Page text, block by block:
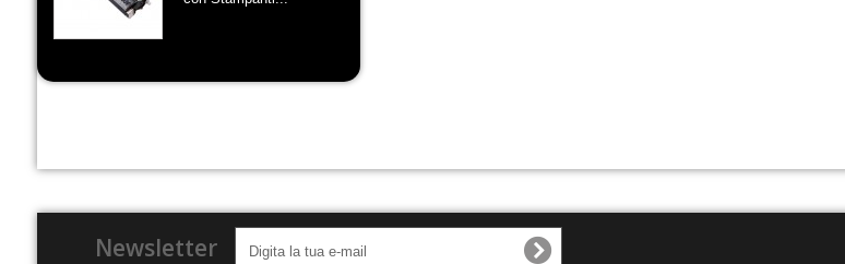
Newsletter